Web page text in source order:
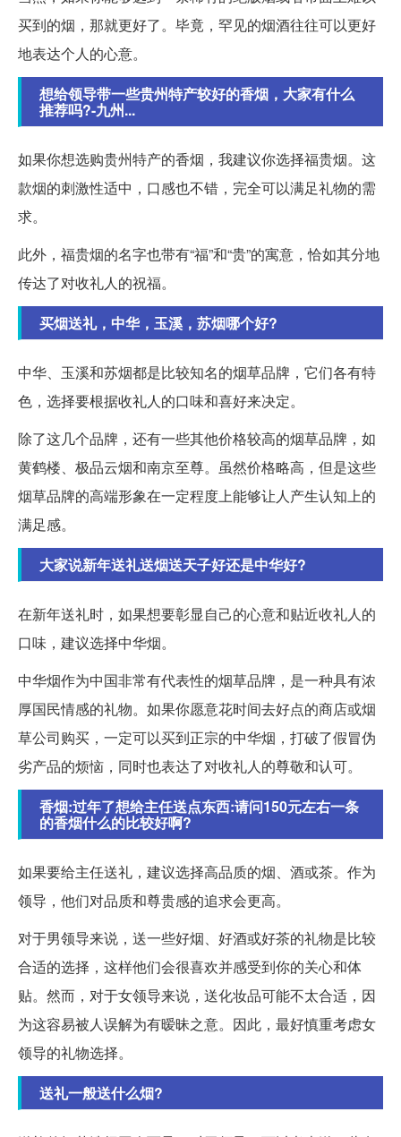
买到的烟，那就更好了。毕竟，罕见的烟酒往往可以更好
地表达个人的心意。
想给领导带一些贵州特产较好的香烟，大家有什么
推荐吗?-九州...
如果你想选购贵州特产的香烟，我建议你选择福贵烟。这
款烟的刺激性适中，口感也不错，完全可以满足礼物的需
求。
此外，福贵烟的名字也带有“福”和“贵”的寓意，恰如其分地
传达了对收礼人的祝福。
买烟送礼，中华，玉溪，苏烟哪个好?
中华、玉溪和苏烟都是比较知名的烟草品牌，它们各有特
色，选择要根据收礼人的口味和喜好来决定。
除了这几个品牌，还有一些其他价格较高的烟草品牌，如
黄鹤楼、极品云烟和南京至尊。虽然价格略高，但是这些
烟草品牌的高端形象在一定程度上能够让人产生认知上的
满足感。
大家说新年送礼送烟送天子好还是中华好?
在新年送礼时，如果想要彰显自己的心意和贴近收礼人的
口味，建议选择中华烟。
中华烟作为中国非常有代表性的烟草品牌，是一种具有浓
厚国民情感的礼物。如果你愿意花时间去好点的商店或烟
草公司购买，一定可以买到正宗的中华烟，打破了假冒伪
劣产品的烦恼，同时也表达了对收礼人的尊敬和认可。
香烟:过年了想给主任送点东西:请问150元左右一条
的香烟什么的比较好啊?
如果要给主任送礼，建议选择高品质的烟、酒或茶。作为
领导，他们对品质和尊贵感的追求会更高。
对于男领导来说，送一些好烟、好酒或好茶的礼物是比较
合适的选择，这样他们会很喜欢并感受到你的关心和体
贴。然而，对于女领导来说，送化妆品可能不太合适，因
为这容易被人误解为有暧昧之意。因此，最好慎重考虑女
领导的礼物选择。
送礼一般送什么烟?